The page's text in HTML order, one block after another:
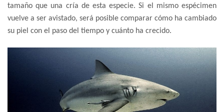
tamaño que una cría de esta especie. Si el mismo espécimen
vuelve a ser avistado, será posible comparar cómo ha cambiado
su piel con el paso del tiempo y cuánto ha crecido.